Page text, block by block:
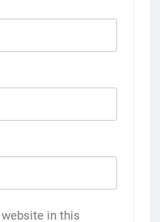
website in this